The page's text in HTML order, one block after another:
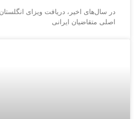
در سال‌های اخیر، دریافت ویزای
اصلی متقاضیان ایرانی